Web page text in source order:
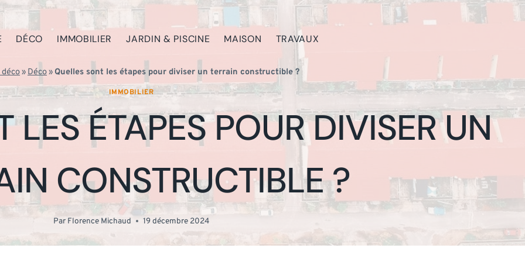
DÉCO IMMOBILIER JARDIN & PISCINE MAISON TRAVAUX
»Déco» Quelles sont les étapes pour diviser un terrain constructible ?
IMMOBILIER
LES ÉTAPES POUR DIVISER UN
CONSTRUCTIBLE ?
Par Florence Michaud 19 décembre 2024